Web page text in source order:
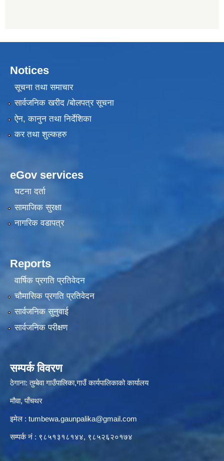
Notices
सूचना तथा समाचार
सार्वजनिक खरीद /बोलपत्र सूचना
ऐन, कानुन तथा निर्देशिका
कर तथा शुल्कहरु
eGov services
घटना दर्ता
सामाजिक सुरक्षा
नागरिक वडापत्र
Reports
वार्षिक प्रगति प्रतिवेदन
चौमासिक प्रगति प्रतिवेदन
सार्वजनिक सुनुवाई
सार्वजनिक परीक्षण
सम्पर्क विवरण
ठेगाना: तुम्बेवा गाउँपालिका,गाउँ कार्यपालिकाको कार्यालय
मौवा, पाँचथर
इमेल : tumbewa.gaunpalika@gmail.com
सम्पर्क नं : ९८५१३१८१४४, ९८५२६२०१७४